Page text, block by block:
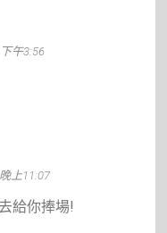
午3:56
上11:07
給你捧場!